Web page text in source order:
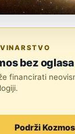
bez oglasa
financirati
Podrži Kozmos